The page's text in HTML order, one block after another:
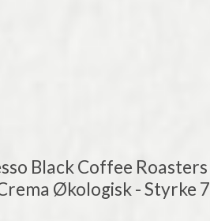
Black Coffee Roasters
Økologisk - Styrke 7